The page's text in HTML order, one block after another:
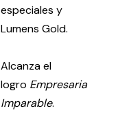
especiales y
Lumens Gold.
Alcanza el
logro Empresaria
Imparable.